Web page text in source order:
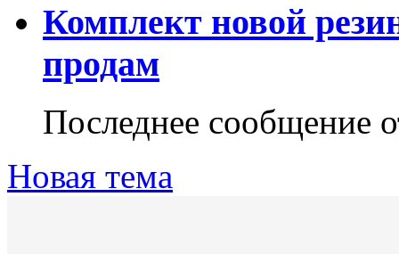
Комплект новой
продам
Последнее сообщение
Новая тема